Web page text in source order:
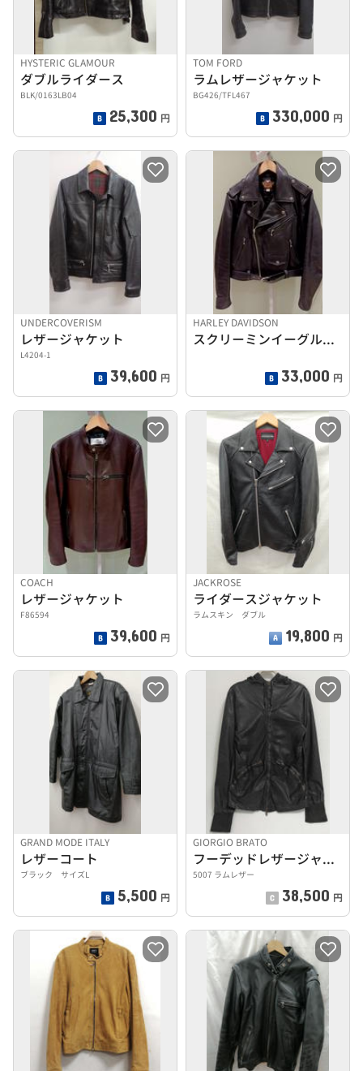
HYSTERIC GLAMOUR
ダブルライダース
BLK/0163LB04
25,300 円
TOM FORD
ラムレザージャケット
BG426/TFL467
330,000 円
UNDERCOVERISM
レザージャケット
L4204-1
39,600 円
HARLEY DAVIDSON
スクリーミンイーグル ダブル
33,000 円
COACH
レザージャケット
F86594
39,600 円
JACKROSE
ライダースジャケット
ラムスキン ダブル
19,800 円
GRAND MODE ITALY
レザーコート
ブラック サイズL
5,500 円
GIORGIO BRATO
フーデッドレザージャケット
5007 ラムレザー
38,500 円